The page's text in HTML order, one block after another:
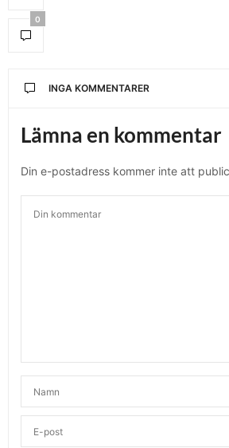
0
INGA KOMMENTARER
Lämna en kommentar
Din e-postadress kommer inte att